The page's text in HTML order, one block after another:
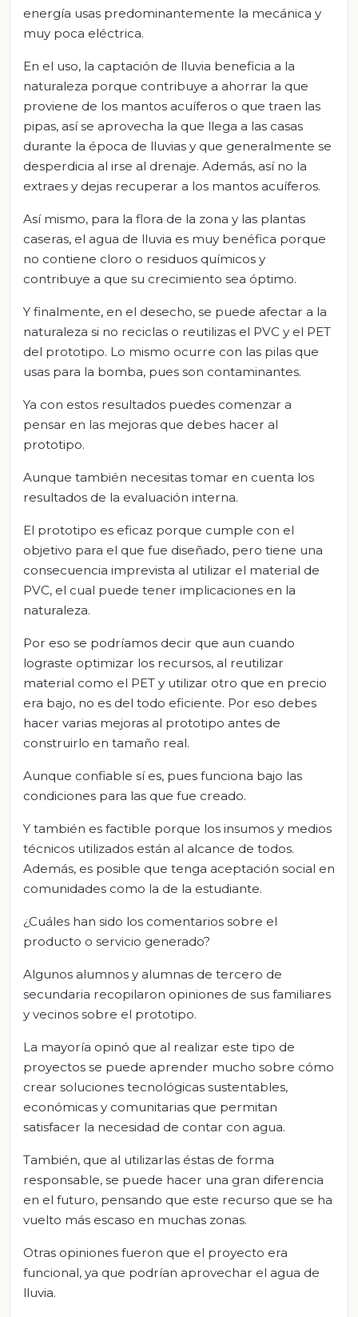
energía usas predominantemente la mecánica y
muy poca eléctrica.
En el uso, la captación de lluvia beneficia a la
naturaleza porque contribuye a ahorrar la que
proviene de los mantos acuíferos o que traen las
pipas, así se aprovecha la que llega a las casas
durante la época de lluvias y que generalmente se
desperdicia al irse al drenaje. Además, así no la
extraes y dejas recuperar a los mantos acuíferos.
Así mismo, para la flora de la zona y las plantas
caseras, el agua de lluvia es muy benéfica porque
no contiene cloro o residuos químicos y
contribuye a que su crecimiento sea óptimo.
Y finalmente, en el desecho, se puede afectar a la
naturaleza si no reciclas o reutilizas el PVC y el PET
del prototipo. Lo mismo ocurre con las pilas que
usas para la bomba, pues son contaminantes.
Ya con estos resultados puedes comenzar a
pensar en las mejoras que debes hacer al
prototipo.
Aunque también necesitas tomar en cuenta los
resultados de la evaluación interna.
El prototipo es eficaz porque cumple con el
objetivo para el que fue diseñado, pero tiene una
consecuencia imprevista al utilizar el material de
PVC, el cual puede tener implicaciones en la
naturaleza.
Por eso se podríamos decir que aun cuando
lograste optimizar los recursos, al reutilizar
material como el PET y utilizar otro que en precio
era bajo, no es del todo eficiente. Por eso debes
hacer varias mejoras al prototipo antes de
construirlo en tamaño real.
Aunque confiable sí es, pues funciona bajo las
condiciones para las que fue creado.
Y también es factible porque los insumos y medios
técnicos utilizados están al alcance de todos.
Además, es posible que tenga aceptación social en
comunidades como la de la estudiante.
¿Cuáles han sido los comentarios sobre el
producto o servicio generado?
Algunos alumnos y alumnas de tercero de
secundaria recopilaron opiniones de sus familiares
y vecinos sobre el prototipo.
La mayoría opinó que al realizar este tipo de
proyectos se puede aprender mucho sobre cómo
crear soluciones tecnológicas sustentables,
económicas y comunitarias que permitan
satisfacer la necesidad de contar con agua.
También, que al utilizarlas éstas de forma
responsable, se puede hacer una gran diferencia
en el futuro, pensando que este recurso que se ha
vuelto más escaso en muchas zonas.
Otras opiniones fueron que el proyecto era
funcional, ya que podrían aprovechar el agua de
lluvia.